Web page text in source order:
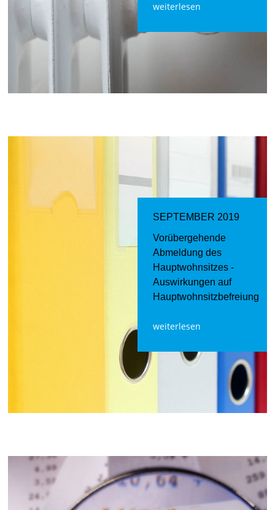
weiterlesen
SEPTEMBER 2019
Vorübergehende
Abmeldung des
Hauptwohnsitzes -
Auswirkungen auf
Hauptwohnsitzbefreiung
weiterlesen